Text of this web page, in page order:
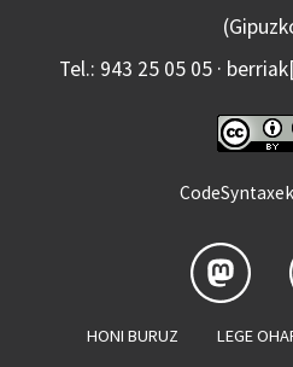
Tel.: 943 25 05 05 ·
HONI BURUZ LEGE